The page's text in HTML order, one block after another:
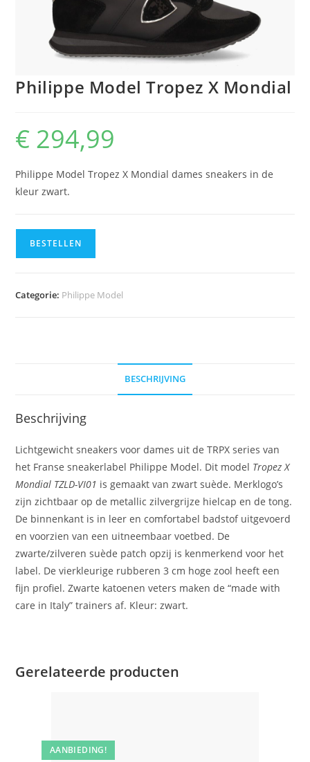
Philippe Model Tropez X Mondial
€ 294,99
Philippe Model Tropez X Mondial dames sneakers in de
kleur zwart.
BESTELLEN
Categorie: Philippe Model
BESCHRIJVING
Beschrijving
Lichtgewicht sneakers voor dames uit de TRPX series van
het Franse sneakerlabel Philippe Model. Dit model Tropez X
Mondial TZLD-VI01 is gemaakt van zwart suède. Merklogo’s
zijn zichtbaar op de metallic zilvergrijze hielcap en de tong.
De binnenkant is in leer en comfortabel badstof uitgevoerd
en voorzien van een uitneembaar voetbed. De
zwarte/zilveren suède patch opzij is kenmerkend voor het
label. De vierkleurige rubberen 3 cm hoge zool heeft een
fijn profiel. Zwarte katoenen veters maken de “made with
care in Italy” trainers af. Kleur: zwart.
Gerelateerde producten
AANBIEDING!